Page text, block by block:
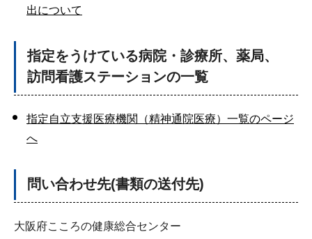
出について
指定をうけている病院・診療所、薬局、
訪問看護ステーションの一覧
指定自立支援医療機関（精神通院医療）一覧のページ
へ
問い合わせ先(書類の送付先)
大阪府こころの健康総合センター